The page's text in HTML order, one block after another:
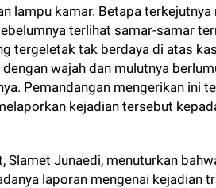
lampu kamar. Betapa terkejutnya
terlihat samar-samar
tergeletak tak berdaya di atas
wajah dan mulutnya
Pemandangan mengerikan ini
kejadian tersebut
Slamet Junaedi, menuturkan
laporan mengenai kejadian